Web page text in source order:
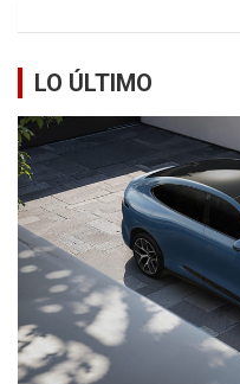
LO ÚLTIMO